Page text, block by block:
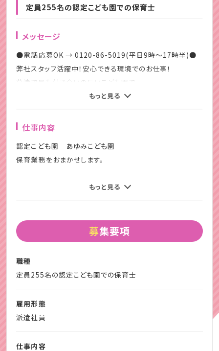
定員255名の認定こども園での保育士
メッセージ
●電話応募OK → 0120-86-5019(平日9時～17時半)●
弊社スタッフ活躍中！安心できる環境でのお仕事！
草津で最も付き合いの長いこども園で
お仕事しやすい環境がそろっています。
勤務時間の相談も可能ですので、
お気軽にご相談ください♪
ふとした時に見せるくったくのない笑顔は幸せな気分になり
２．昨日できなかったことが、今日はできるようになった！
３．「先生好き」「先生ありがとう」
未経験の方でも、ブランクのある方でも、やる気があれば問
もっと見る
仕事内容
認定こども園 あゆみこども園
保育業務をおまかせします。
・睡眠：寝かしつけ、呼吸の確認
・遊び：集団の中での遊びの提供
す。
クレセントのスタッフも在籍しているこども園です。
もっと見る
募集要項
職種
定員255名の認定こども園での保育士
雇用形態
派遣社員
仕事内容